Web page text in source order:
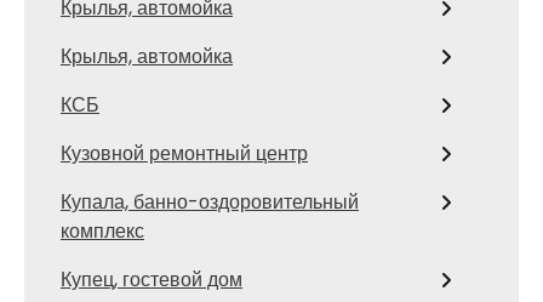
Крылья, автомойка
Крылья, автомойка
КСБ
Кузовной ремонтный центр
Купала, банно-оздоровительный
комплекс
Купец, гостевой дом